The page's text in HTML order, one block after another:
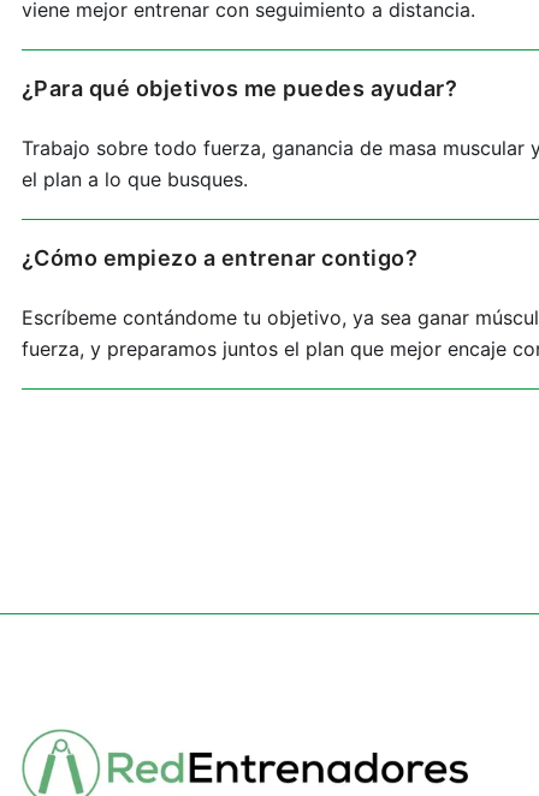
viene mejor entrenar con seguimiento a distancia.
¿Para qué objetivos me puedes ayudar?
Trabajo sobre todo fuerza, ganancia de masa muscular
el plan a lo que busques.
¿Cómo empiezo a entrenar contigo?
Escríbeme contándome tu objetivo, ya sea ganar
fuerza, y preparamos juntos el plan que mejor encaje